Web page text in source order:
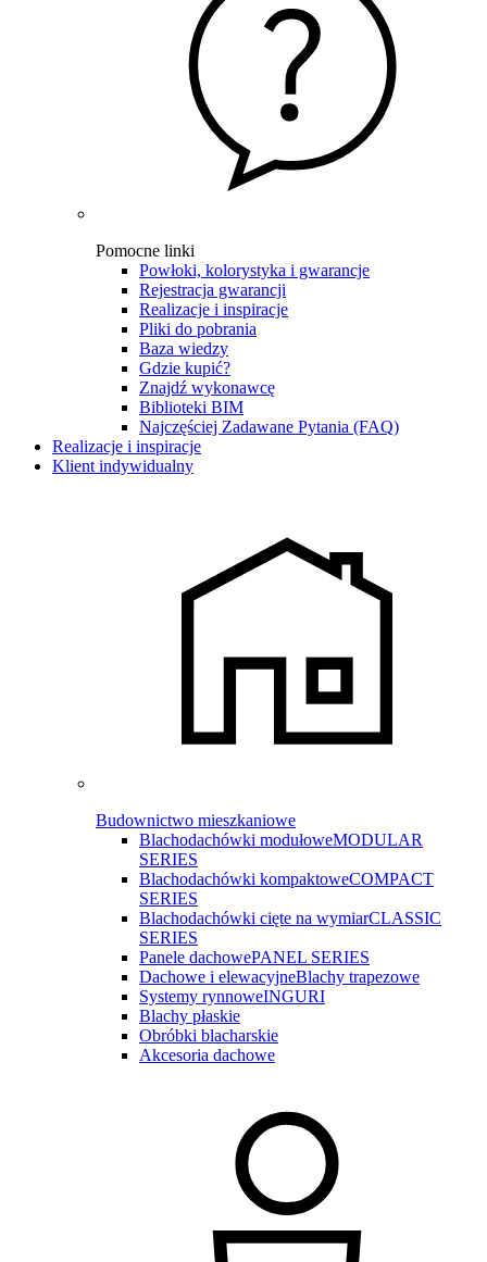
Pomocne linki
Powłoki, kolorystyka i gwarancje
Rejestracja gwarancji
Realizacje i inspiracje
Pliki do pobrania
Baza wiedzy
Gdzie kupić?
Znajdź wykonawcę
Biblioteki BIM
Najczęściej Zadawane Pytania (FAQ)
Realizacje i inspiracje
Klient indywidualny
Budownictwo mieszkaniowe
Blachodachówki modułoweMODULAR
SERIES
Blachodachówki kompaktoweCOMPACT
SERIES
Blachodachówki cięte na wymiarCLASSIC
SERIES
Panele dachowePANEL SERIES
Dachowe i elewacyjneBlachy trapezowe
Systemy rynnoweINGURI
Blachy płaskie
Obróbki blacharskie
Akcesoria dachowe